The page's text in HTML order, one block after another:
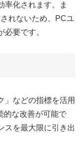
率化されます。ま
れないため、PCユ
要です。
」などの指標を活用
的な改善が可能で
スを最大限に引き出